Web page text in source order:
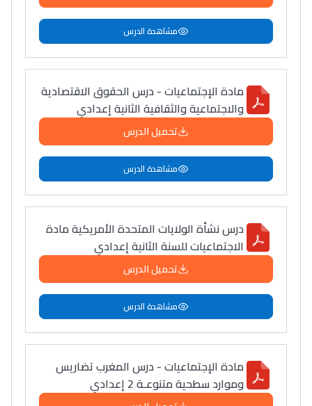
مشاهدة الدرس
مادة الإجتماعيات - درس الحقوق الاقتصادية
والاجتماعية والثقافية الثانية إعدادي
تحميل الدرس
مشاهدة الدرس
درس نشأة الولايات المتحدة الأمريكية مادة
الاجتماعيات للسنة الثانية إعدادي
تحميل الدرس
مشاهدة الدرس
مادة الإجتماعيات - درس المغرب تضاريس
وموارد سطحية متنوعـة 2 إعدادي